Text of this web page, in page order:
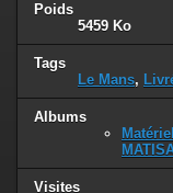
Poids
5459 Ko
Tags
Le Mans,
Albums
Visites